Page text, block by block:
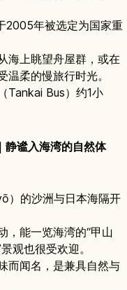
2005年被选定为国家重
海上眺望舟屋群，或在
柔的慢旅行时光。
Tankai Bus）约1小
谧入海湾的自然体
）的沙洲与日本海隔开
，能一览海湾的“甲山
观也很受欢迎。
而闻名，是兼具自然与